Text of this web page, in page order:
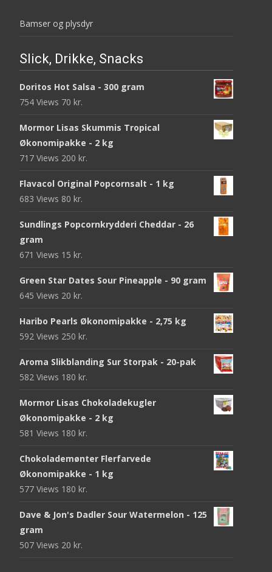
Bamser og plysdyr
Slick, Drikke, Snacks
Doritos Hot Salsa - 300 gram
754 Views 70 kr.
Mormor Lisas Skummis Tropical
Økonomipakke - 2 kg
717 Views 200 kr.
Flavacol Original Popcornsalt - 1 kg
683 Views 80 kr.
Sundlings Popcornkrydderi Cheddar - 26
gram
671 Views 15 kr.
Green Star Dates Sour Pineapple - 90 gram
645 Views 20 kr.
Haribo Pearls Økonomipakke - 2,75 kg
592 Views 250 kr.
Aroma Slikblanding Sur Storpak - 20-pak
582 Views 180 kr.
Mormor Lisas Chokoladekugler
Økonomipakke - 2 kg
581 Views 180 kr.
Chokolademønter Flerfarvede
Økonomipakke - 1 kg
577 Views 180 kr.
Dave & Jon's Dadler Sour Watermelon - 125
gram
507 Views 20 kr.